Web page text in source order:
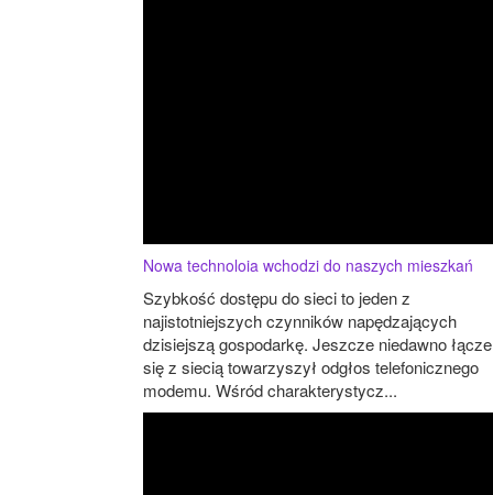
Nowa technoloia wchodzi do naszych mieszkań
Szybkość dostępu do sieci to jeden z
najistotniejszych czynników napędzających
dzisiejszą gospodarkę. Jeszcze niedawno
się z siecią towarzyszył odgłos telefonicznego
modemu. Wśród charakterystycz...